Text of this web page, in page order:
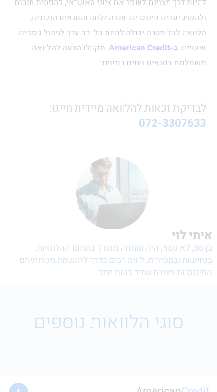
להיות דרך מצוינת לשפר את ציוני האשראי, להפחית חובות
ולהשיג יעדים פיננסיים. עם המלווה והתנאים הנכונים,
הלוואה לכל מטרה יכולה להיות כלי רב ערך לניהול כספים
אישיים.ב-American Credit
תקבלו הצעה להלוואה
משתלמת בתנאים נוחים במיוחד.
לבדיקת זכאות להלוואה מיידית חייגו:
072-3307633
איתי לוי
בן 36, לא נשוי, היה מומחה מוערך בתחום ההלוואות.
בנחישות ובמסירות, ליווה רבים בדרך להגשמת מטרותיהם
הפיננסיות ויצירת עתיד בטוח יותר.
סוגי הלוואות נוספים